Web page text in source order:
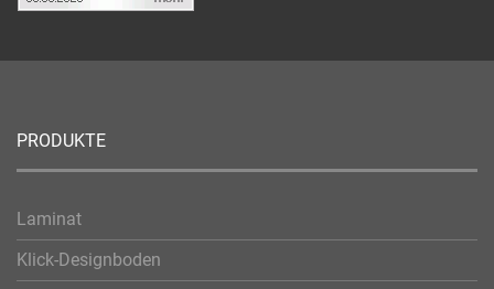
PRODUKTE
Laminat
Klick-Designboden